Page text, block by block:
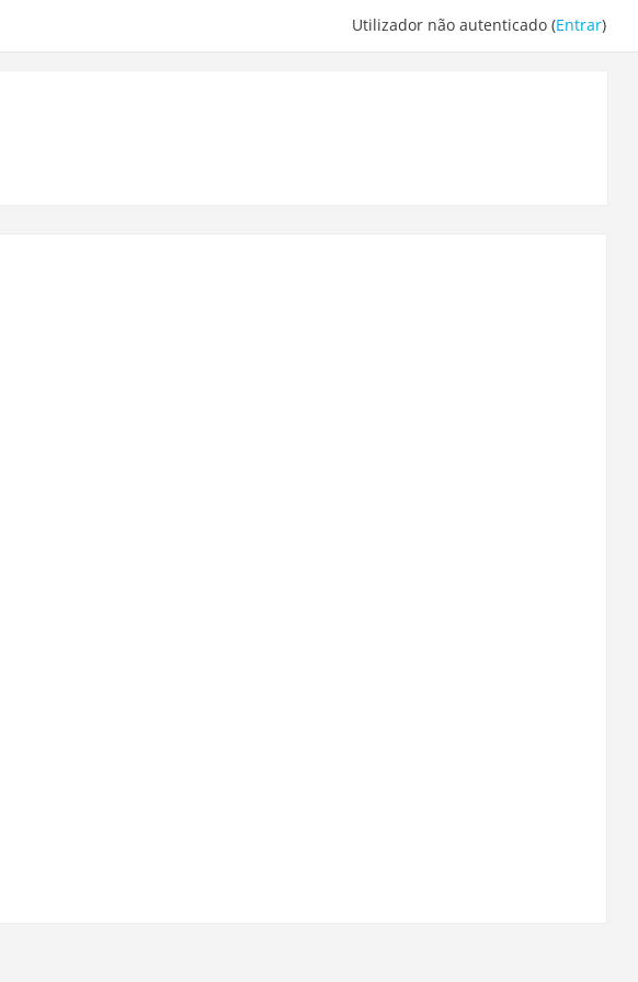
Utilizador não autenticado (Entrar)